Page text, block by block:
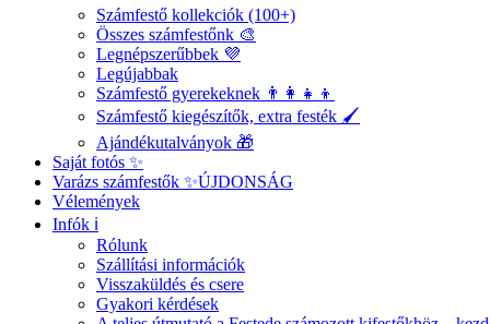
Számfestő kollekciók (100+)
Összes számfestőnk 🎨
Legnépszerűbbek 💜
Legújabbak
Számfestő gyerekeknek 👨‍👩‍👧‍👦
Számfestő kiegészítők, extra festék 🖌️
Ajándékutalványok 🎁
Saját fotós ✨
Varázs számfestők ✨ÚJDONSÁG
Vélemények
Infók ℹ️
Rólunk
Szállítási információk
Visszaküldés és csere
Gyakori kérdések